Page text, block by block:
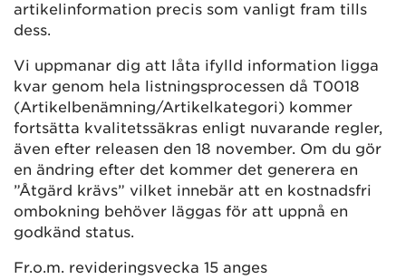
artikelinformation precis som vanligt fram tills
dess.
Vi uppmanar dig att låta ifylld information ligga
kvar genom hela listningsprocessen då T0018
(Artikelbenämning/Artikelkategori) kommer
fortsätta kvalitetssäkras enligt nuvarande regler,
även efter releasen den 18 november. Om du gör
en ändring efter det kommer det generera en
”Åtgärd krävs” vilket innebär att en kostnadsfri
ombokning behöver läggas för att uppnå en
godkänd status.
Fr.o.m. revideringsvecka 15 anges